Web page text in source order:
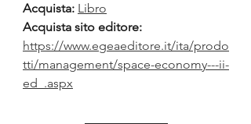
Acquista: Libro
Acquista sito editore:
https://www.egeaeditore.it/ita/prodo
tti/management/space-economy---ii-
ed_.aspx